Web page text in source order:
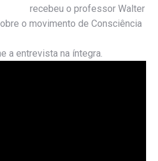
recebeu o professor Walter
o movimento de Consciência
a entrevista na íntegra.